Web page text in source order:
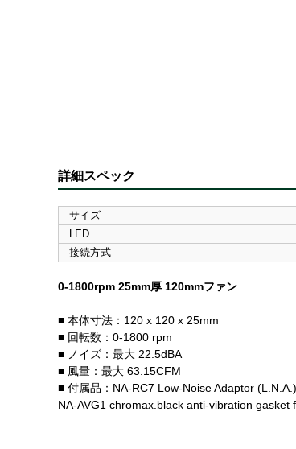
詳細スペック
サイズ
LED
接続方式
0-1800rpm 25mm厚 120mmファン
■ 本体寸法：120 x 120 x 25mm
■ 回転数：0-1800 rpm
■ ノイズ：最大 22.5dBA
■ 風量：最大 63.15CFM
■ 付属品：NA-RC7 Low-Noise Adaptor
NA-AVG1 chromax.black anti-vibration